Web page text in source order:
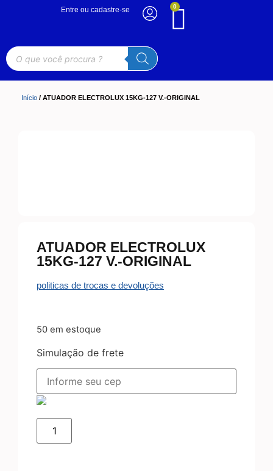
0
Entre ou cadastre-se
Início / ATUADOR ELECTROLUX 15KG-127 V.-ORIGINAL
ATUADOR ELECTROLUX
15KG-127 V.-ORIGINAL
politicas de trocas e devoluções
50 em estoque
Simulação de frete